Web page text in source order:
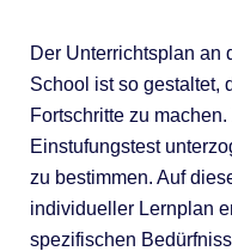
Der Unterrichtsplan an
School ist so gestaltet,
Fortschritte zu
Einstufungstest
zu bestimmen. Auf
individueller Lernplan
spezifischen